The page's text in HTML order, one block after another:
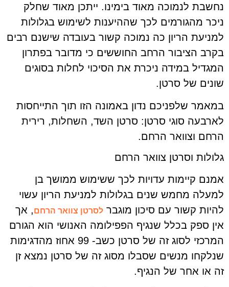
נחשבת לנמוכה מאוד בימינו. ייתכן מאוד שחלק
ניכר מהגורמים לכך שההיענות לשימוש בגלולות
למניעת הריון כה נמוכה קשור בעובדה שישנם רבים
בקרב הציבור הרחב החוששים כי מדובר בפתרון
המגדיל במידה ניכרת את הסיכוי לחלות בסוגים
שונים של סרטן.
במאמר שלפניכם נדון באמונה הזו תוך התייחסות
לארבעה סוגי סרטן: סרטן השד, השחלות, רירית
הרחם וצוואר הרחם.
גלולות וסרטן צוואר הרחם
אמנם קיימות עדויות לכך ששימוש ממושך בן
למעלה מחמש שנים בגלולות למניעת הריון עשוי
להיות קשור עם סיכון מוגבר לסרטן צוואר הרחם, אך
אין ספק בכלל שנגיף הפפילומה האנושי הוא הגורם
המרכזי לסוג זה של סרטן כשב- 99 אחוז מהדגימות
שנלקחו מנשים שסבלו מסוג זה של סרטן נמצא זן
זה או אחר של הנגיף.